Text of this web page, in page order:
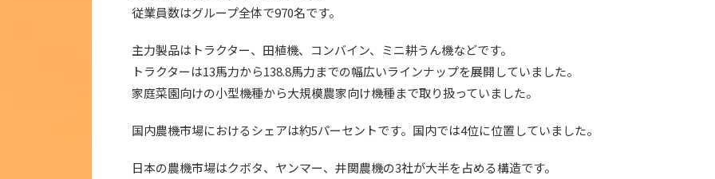
従業員数はグループ全体で970名です。
主力製品はトラクター、田植機、コンバイン、ミニ耕うん機などです。
トラクターは13馬力から138.8馬力までの幅広いラインナップを展開していました。
家庭菜園向けの小型機種から大規模農家向け機種まで取り扱っていました。
国内農機市場におけるシェアは約5パーセントです。国内では4位に位置していました。
日本の農機市場はクボタ、ヤンマー、井関農機の3社が大半を占める構造です。